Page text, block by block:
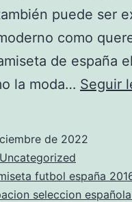
puede ser
como
de españa
la moda… Seguir
de 2022
Uncategorized
futbol españa
seleccion